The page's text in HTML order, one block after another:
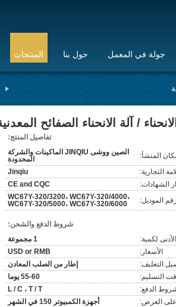
المنتجات حول بنا جولة في المعمل
تفاصيل المنتج:
المنشأ:
الصين ووشى JINQIU الماكينات والشركة
المحدودة
التجارية:
Jinqiu
الشهادات:
CE and CQC
رقم الموديل:
WC67Y-320/3200، WC67Y-320/4000،
WC67Y-320/5000، WC67Y-320/6000
شروط الدفع والشحن:
لكمية:
1 مجموعة
الأسعار:
USD or RMB
التغليف:
إطار من الصلب المعادن
التسليم:
55-60 يوما
الدفع:
L / C ، T / T
على العرض:
أجهزة الكمبيوتر 150 في الشهر